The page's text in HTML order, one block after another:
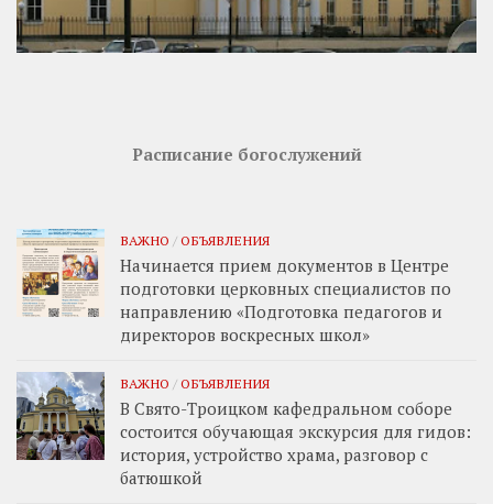
Расписание богослужений
ВАЖНО / ОБЪЯВЛЕНИЯ
Начинается прием документов в Центре
подготовки церковных специалистов по
направлению «Подготовка педагогов и
директоров воскресных школ»
ВАЖНО / ОБЪЯВЛЕНИЯ
В Свято-Троицком кафедральном соборе
состоится обучающая экскурсия для гидов:
история, устройство храма, разговор с
батюшкой